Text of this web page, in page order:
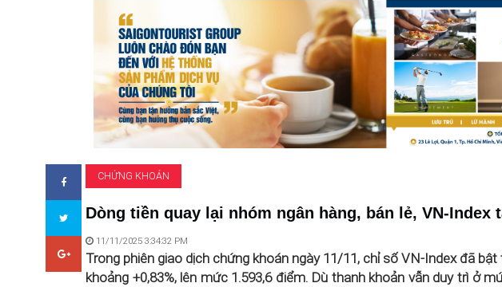
CHỨNG KHOÁN
Dòng tiền quay lại nhóm ngân hàng, bán lẻ, VN-Index
11/11/2025 3:34:32 PM
Trong phiên giao dịch chứng khoán ngày 11/11, chỉ số VN‑Index đã
khoảng +0,83%, lên mức 1.593,6 điểm. Dù thanh khoản vẫn duy trì ở